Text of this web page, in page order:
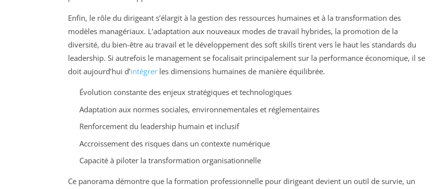
Enfin, le rôle du dirigeant s’élargit à la gestion des ressources humaines et à la transformation des
modèles managériaux. L’adaptation aux nouveaux modes de travail hybrides, la promotion de la
diversité, du bien-être au travail et le développement des soft skills tirent vers le haut les standards du
leadership. Si autrefois le management se focalisait principalement sur la performance économique, il se
doit aujourd’hui d’intégrer les dimensions humaines de manière équilibrée.
Évolution constante des enjeux stratégiques et technologiques
Adaptation aux normes sociales, environnementales et réglementaires
Renforcement du leadership humain et inclusif
Accroissement des risques dans un contexte numérique
Capacité à piloter la transformation organisationnelle
Ce panorama démontre que la formation professionnelle pour dirigeant devient un outil de survie, un